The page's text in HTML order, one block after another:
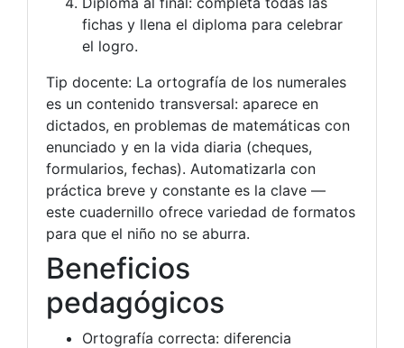
fichas y llena el diploma para celebrar
el logro.
Tip docente: La ortografía de los numerales
es un contenido transversal: aparece en
dictados, en problemas de matemáticas con
enunciado y en la vida diaria (cheques,
formularios, fechas). Automatizarla con
práctica breve y constante es la clave —
este cuadernillo ofrece variedad de formatos
para que el niño no se aburra.
Beneficios
pedagógicos
Ortografía correcta: diferencia